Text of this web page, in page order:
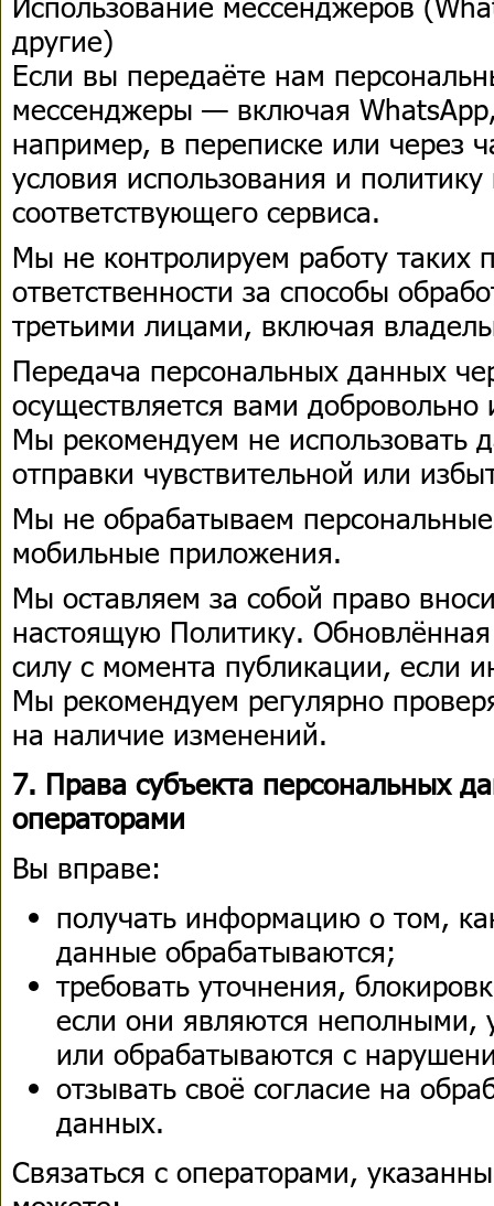
другие)
Если вы передаёте нам
мессенджеры — включая
например, в переписке или через
условия использования и
соответствующего сервиса.
Мы не контролируем работу таких
ответственности за способы
третьими лицами, включая
Передача персональных данных
осуществляется вами
Мы рекомендуем не использовать
отправки чувствительной или
Мы не обрабатываем
мобильные приложения.
Мы оставляем за собой право
настоящую Политику.
силу с момента публикации, если
Мы рекомендуем регулярно
на наличие изменений.
7. Права субъекта персональных
операторами
Вы вправе:
получать информацию о том,
данные обрабатываются;
требовать уточнения,
если они являются неполными,
или обрабатываются с
отзывать своё согласие на
данных.
Связаться с операторами,